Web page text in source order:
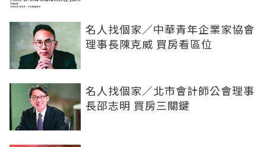
名人找個家／中華青年企業家協會
理事長陳克威 買房看區位
名人找個家／北市會計師公會理事
長邵志明 買房三關鍵